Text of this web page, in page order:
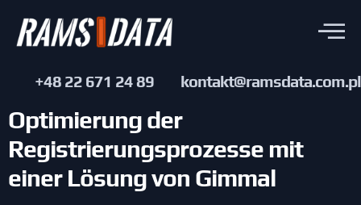
+48 22 671 24 89 kontakt@ramsdata.com.pl
Optimierung der
Registrierungsprozesse mit
einer Lösung von Gimmal